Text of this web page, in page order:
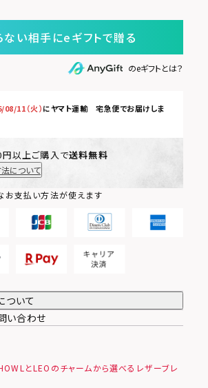
い相手にeギフトで贈る
のeギフトとは？
08/11（火）にヤマト運輸 宅急便でお届けしま
以上ご購入で送料無料
について
お支払い方法が使えます
ついて
い合わせ
とLEOのチャームから選べるレザーブレ